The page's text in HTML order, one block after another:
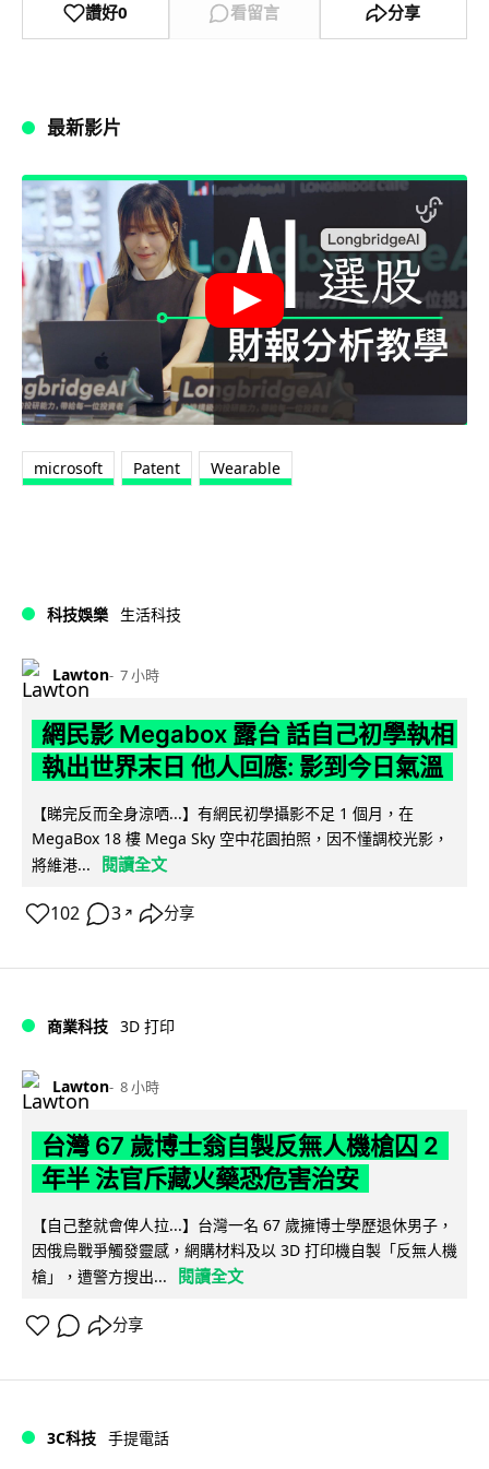
讚好0 看留言 分享
最新影片
microsoft Patent Wearable
科技娛樂 生活科技
Lawton 7 小時
網民影 Megabox 露台 話自己初學執相
執出世界末日 他人回應: 影到今日氣溫
【睇完反而全身涼哂...】有網民初學攝影不足 1 個月，在
MegaBox 18 樓 Mega Sky 空中花園拍照，因不懂調校光影，
將維港...
閱讀全文
102 3 ↗ 分享
商業科技 3D 打印
Lawton 8 小時
台灣 67 歲博士翁自製反無人機槍囚 2
年半 法官斥藏火藥恐危害治安
【自己整就會俾人拉...】台灣一名 67 歲擁博士學歷退休男子，
因俄烏戰爭觸發靈感，網購材料及以 3D 打印機自製「反無人機
槍」，遭警方搜出...
閱讀全文
分享
3C科技 手提電話